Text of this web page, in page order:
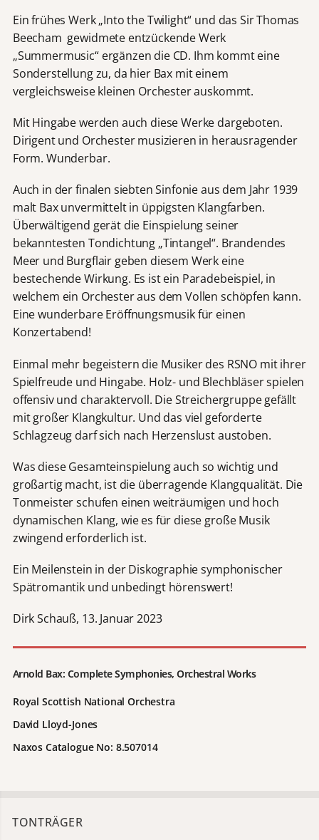
Ein frühes Werk „Into the Twilight“ und das Sir Thomas
Beecham gewidmete entzückende Werk
„Summermusic“ ergänzen die CD. Ihm kommt eine
Sonderstellung zu, da hier Bax mit einem
vergleichsweise kleinen Orchester auskommt.
Mit Hingabe werden auch diese Werke dargeboten.
Dirigent und Orchester musizieren in herausragender
Form. Wunderbar.
Auch in der finalen siebten Sinfonie aus dem Jahr 1939
malt Bax unvermittelt in üppigsten Klangfarben.
Überwältigend gerät die Einspielung seiner
bekanntesten Tondichtung „Tintangel“. Brandendes
Meer und Burgflair geben diesem Werk eine
bestechende Wirkung. Es ist ein Paradebeispiel, in
welchem ein Orchester aus dem Vollen schöpfen kann.
Eine wunderbare Eröffnungsmusik für einen
Konzertabend!
Einmal mehr begeistern die Musiker des RSNO mit ihrer
Spielfreude und Hingabe. Holz- und Blechbläser spielen
offensiv und charaktervoll. Die Streichergruppe gefällt
mit großer Klangkultur. Und das viel geforderte
Schlagzeug darf sich nach Herzenslust austoben.
Was diese Gesamteinspielung auch so wichtig und
großartig macht, ist die überragende Klangqualität. Die
Tonmeister schufen einen weiträumigen und hoch
dynamischen Klang, wie es für diese große Musik
zwingend erforderlich ist.
Ein Meilenstein in der Diskographie symphonischer
Spätromantik und unbedingt hörenswert!
Dirk Schauß, 13. Januar 2023
Arnold Bax: Complete Symphonies, Orchestral Works
Royal Scottish National Orchestra
David Lloyd-Jones
Naxos Catalogue No: 8.507014
TONTRÄGER